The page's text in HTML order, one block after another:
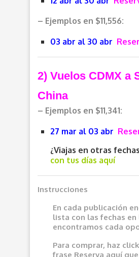
– Ejemplos en $11,556:
03 abr al 30 abr
2) Vuelos CDMX a
China
– Ejemplos en $11,341:
27 mar al 03 abr
¿Viajas en otras
con tus días aquí
Instrucciones
En cada publicación
lista con las fechas en
encontramos cada
Para comprar, haz
frase Reserva aquí